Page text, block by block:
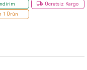
Ücretsiz Kargo
1 Ürün